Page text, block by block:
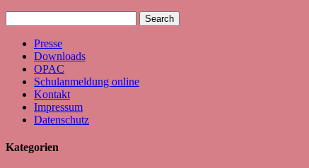
Presse
Downloads
OPAC
Schulanmeldung online
Kontakt
Impressum
Datenschutz
Kategorien